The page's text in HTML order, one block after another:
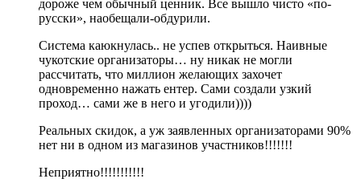
дороже чем обычный ценник. Все вышло чисто «по-
русски», наобещали-обдурили.
Система каюкнулась.. не успев открыться. Наивные
чукотские организаторы… ну никак не могли
рассчитать, что миллион желающих захочет
одновременно нажать ентер. Сами создали узкий
проход… сами же в него и угодили))))
Реальных скидок, а уж заявленных организаторами 90%
нет ни в одном из магазинов участников!!!!!!!
Неприятно!!!!!!!!!!!